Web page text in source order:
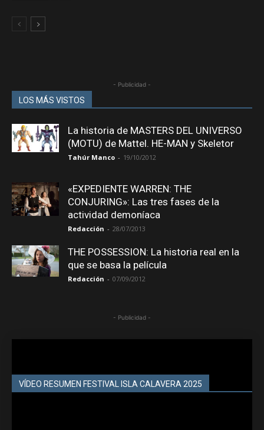
- Publicidad -
LOS MÁS VISTOS
La historia de MASTERS DEL UNIVERSO
(MOTU) de Mattel. HE-MAN y Skeletor
Tahúr Manco - 19/10/2012
«EXPEDIENTE WARREN: THE
CONJURING»: Las tres fases de la
actividad demoníaca
Redacción - 28/07/2013
THE POSSESSION: La historia real en la
que se basa la película
Redacción - 07/09/2012
- Publicidad -
VÍDEO RESUMEN FESTIVAL ISLA CALAVERA 2025